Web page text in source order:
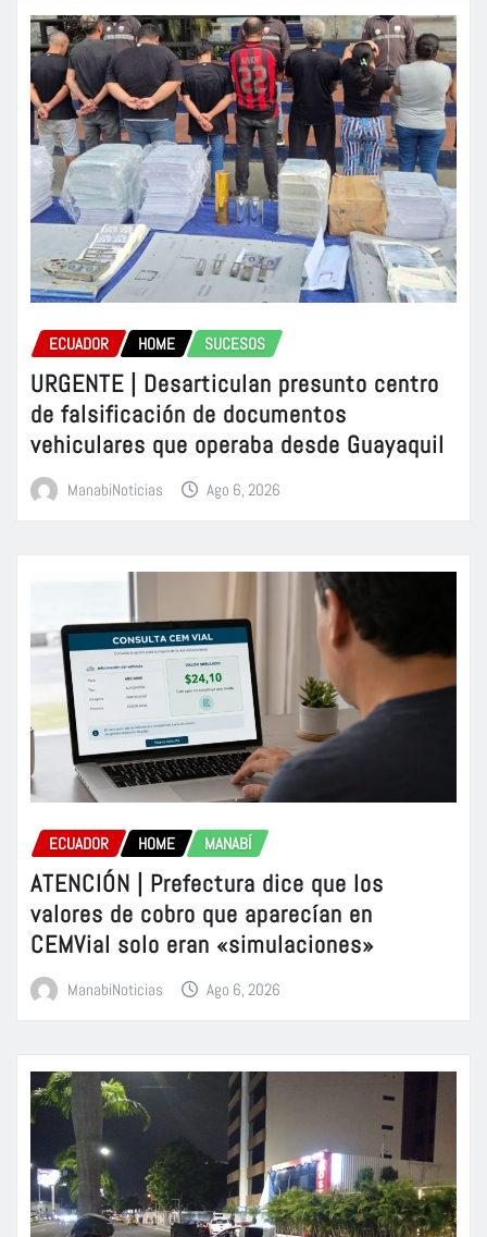
ECUADOR HOME SUCESOS
URGENTE | Desarticulan presunto centro
de falsificación de documentos
vehiculares que operaba desde Guayaquil
ManabiNoticias Ago 6, 2026
ECUADOR HOME MANABÍ
ATENCIÓN | Prefectura dice que los
valores de cobro que aparecían en
CEMVial solo eran «simulaciones»
ManabiNoticias Ago 6, 2026